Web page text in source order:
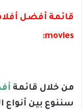
movies:
من خلال قائمة
سننوع بين أنواع